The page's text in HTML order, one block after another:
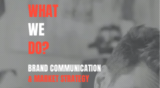
WHAT
WE
DO?
BRAND COMMUNICATION
& MARKET STRATEGY